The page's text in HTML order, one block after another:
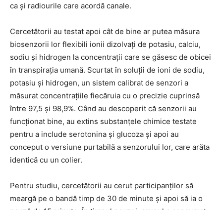
ca și radiourile care acordă canale.
Cercetătorii au testat apoi cât de bine ar putea măsura
biosenzorii lor flexibili ionii dizolvați de potasiu, calciu,
sodiu și hidrogen la concentrații care se găsesc de obicei
în transpirația umană. Scurtat în soluții de ioni de sodiu,
potasiu și hidrogen, un sistem calibrat de senzori a
măsurat concentrațiile fiecăruia cu o precizie cuprinsă
între 97,5 și 98,9%. Când au descoperit că senzorii au
funcționat bine, au extins substanțele chimice testate
pentru a include serotonina și glucoza și apoi au
conceput o versiune purtabilă a senzorului lor, care arăta
identică cu un colier.
Pentru studiu, cercetătorii au cerut participanților să
meargă pe o bandă timp de 30 de minute și apoi să ia o